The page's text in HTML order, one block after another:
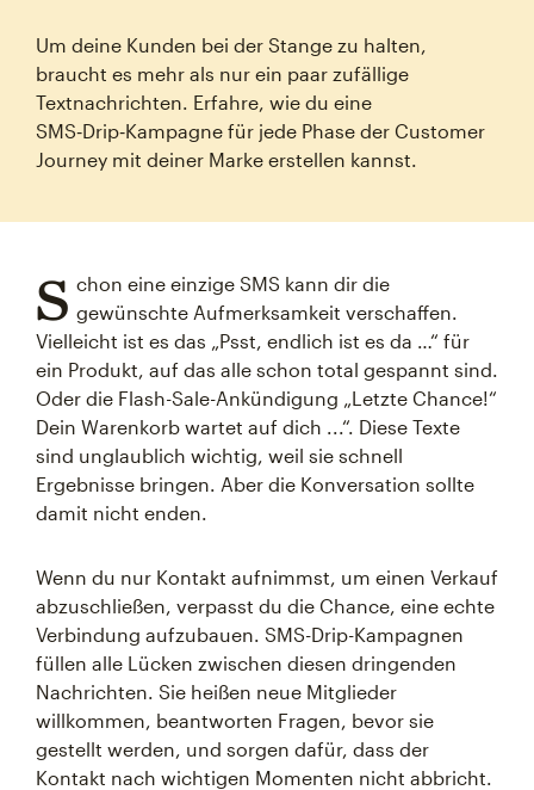
Um deine Kunden bei der Stange zu halten,
braucht es mehr als nur ein paar zufällige
Textnachrichten. Erfahre, wie du eine
SMS‑Drip‑Kampagne für jede Phase der Customer
Journey mit deiner Marke erstellen kannst.
S chon eine einzige SMS kann dir die
gewünschte Aufmerksamkeit verschaffen.
Vielleicht ist es das „Psst, endlich ist es da …“ für
ein Produkt, auf das alle schon total gespannt sind.
Oder die Flash-Sale-Ankündigung „Letzte Chance!“
Dein Warenkorb wartet auf dich ...“. Diese Texte
sind unglaublich wichtig, weil sie schnell
Ergebnisse bringen. Aber die Konversation sollte
damit nicht enden.
Wenn du nur Kontakt aufnimmst, um einen Verkauf
abzuschließen, verpasst du die Chance, eine echte
Verbindung aufzubauen. SMS-Drip-Kampagnen
füllen alle Lücken zwischen diesen dringenden
Nachrichten. Sie heißen neue Mitglieder
willkommen, beantworten Fragen, bevor sie
gestellt werden, und sorgen dafür, dass der
Kontakt nach wichtigen Momenten nicht abbricht.